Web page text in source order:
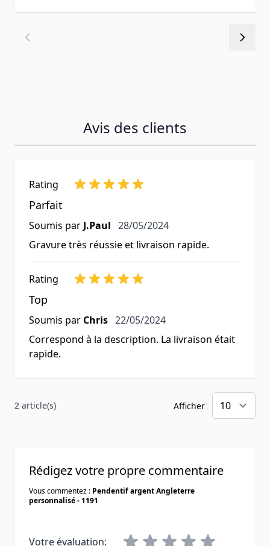
Avis des clients
Rating
Parfait
Soumis par J.Paul 28 mai 2024
28/05/2024
Gravure très réussie et livraison rapide.
Rating
Top
Soumis par Chris 22 mai 2024
22/05/2024
Correspond à la description. La livraison était
rapide.
2 article(s) Afficher
Rédigez votre propre commentaire
Vous commentez : Pendentif argent Angleterre
personnalisé - 1191
Votre évaluation: